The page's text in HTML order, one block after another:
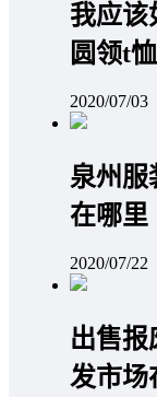
我应该
圆领t恤
2020/07/03
泉州服
在哪里
2020/07/22
出售报
发市场